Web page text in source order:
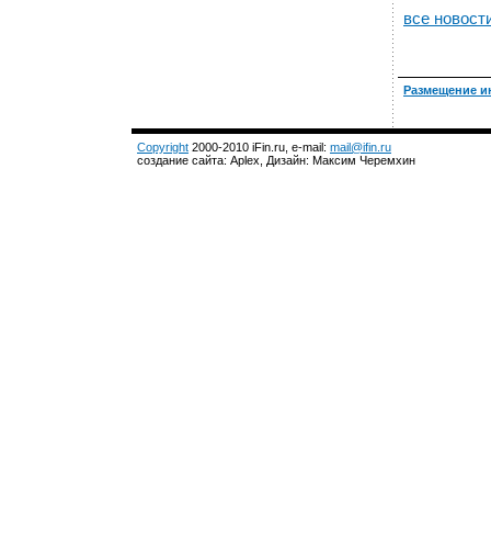
все
Размещение
Copyright 2000-2010 iFin.ru, e-mail: mail@ifin.ru
создание сайта: Aplex, Дизайн: Максим Черемхин